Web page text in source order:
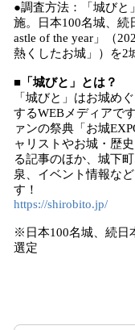
●調査方法：「城びと
施。日本100名城、続
astle of the year」（
熱くしたお城」）を2
■「城びと」とは？
「城びと」はお城め
するWEBメディアで
ァンの祭典「お城
ャリストやお城・歴
る記事のほか、城下
泉、イベント情報な
す！
https://shirobito.jp/
※日本100名城、続日
選定